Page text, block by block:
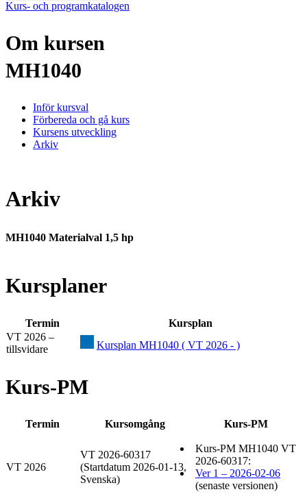
Kurs- och programkatalogen
Om kursen
MH1040
Inför kursval
Förbereda och gå kurs
Kursens utveckling
Arkiv
Arkiv
MH1040 Materialval 1,5 hp
Kursplaner
Termin
Kursplan
VT 2026 –
tillsvidare
Kursplan MH1040 ( VT 2026 - )
Kurs-PM
Termin Kursomgång Kurs-PM
VT 2026
VT 2026-60317
(Startdatum 2026-01-13,
Svenska)
Kurs-PM MH1040 VT
2026-60317:
Ver 1 – 2026-02-06
(senaste versionen)